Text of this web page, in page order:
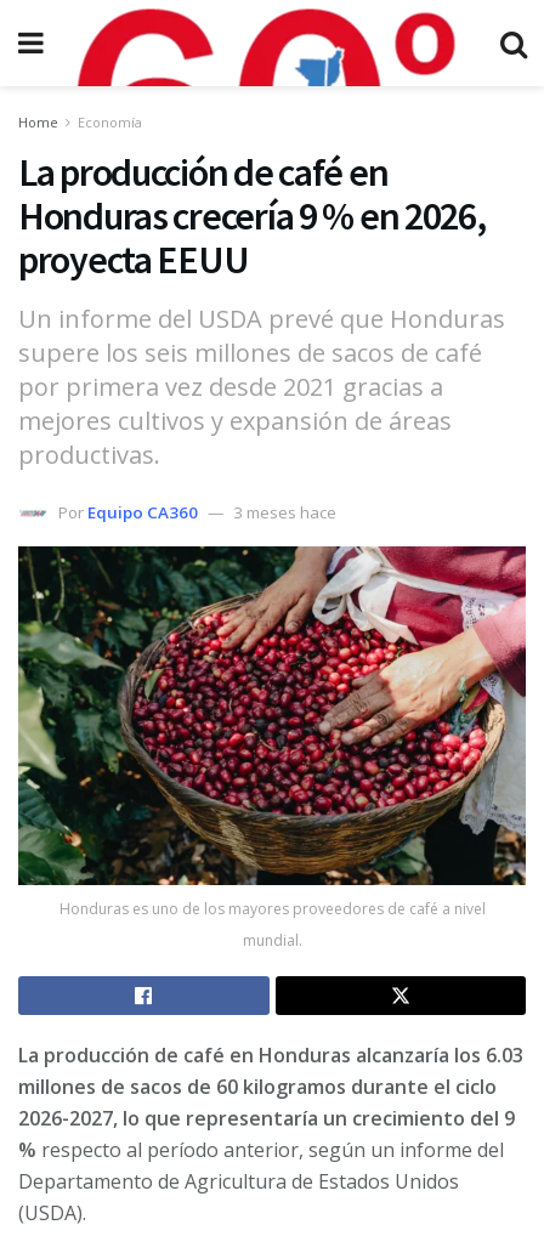
Home Economía
La producción de café en
Honduras crecería 9 % en 2026,
proyecta EEUU
Un informe del USDA prevé que Honduras
supere los seis millones de sacos de café
por primera vez desde 2021 gracias a
mejores cultivos y expansión de áreas
productivas.
Por Equipo CA360 3 meses hace
Honduras es uno de los mayores proveedores de café a nivel
mundial.
La producción de café en Honduras alcanzaría los 6.03
millones de sacos de 60 kilogramos durante el ciclo
2026-2027, lo que representaría un crecimiento del 9
% respecto al período anterior, según un informe del
Departamento de Agricultura de Estados Unidos
(USDA).